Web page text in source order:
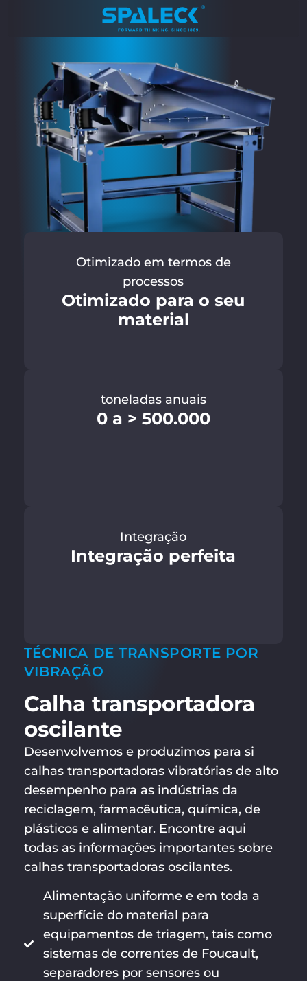
TÉCNICA DE TRANSPORTE POR
VIBRAÇÃO
Calha transportadora
oscilante
Desenvolvemos e produzimos para si
calhas transportadoras vibratórias de alto
desempenho para as indústrias da
reciclagem, farmacêutica, química, de
plásticos e alimentar. Encontre aqui
todas as informações importantes sobre
calhas transportadoras oscilantes.
Alimentação uniforme e em toda a
superfície do material para
equipamentos de triagem, tais como
sistemas de correntes de Foucault,
separadores por sensores ou
Otimizado em termos de
processos
Otimizado para o seu
material
toneladas anuais
0 a > 500.000
Integração
Integração perfeita